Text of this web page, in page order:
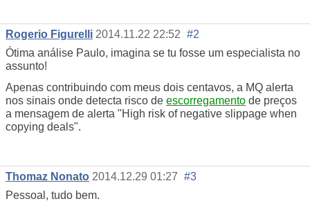
Rogerio Figurelli 2014.11.22 22:52 #2
Ótima análise Paulo, imagina se tu fosse um especialista no
assunto!
Apenas contribuindo com meus dois centavos, a MQ alerta
nos sinais onde detecta risco de escorregamento de preços
a mensagem de alerta "High risk of negative slippage when
copying deals".
Thomaz Nonato 2014.12.29 01:27 #3
Pessoal, tudo bem.